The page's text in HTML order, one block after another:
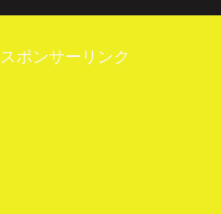
スポンサーリンク